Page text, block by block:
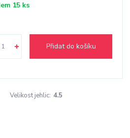
15 ks
Přidat do košíku
Velikost jehlic: 4.5